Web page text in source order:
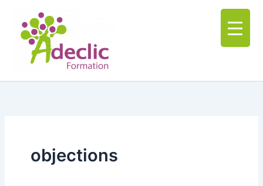
contenu
objections